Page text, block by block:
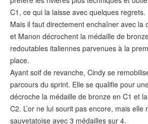
C1, ce qui la laisse avec quelques regrets.
Mais il faut directement enchaîner avec la
et Manon décrochent la médaille de
redoutables italiennes parvenues à la
place.
Ayant soif de revanche, Cindy se
parcours du sprint. Elle se qualifie pour
décroche la médaille de bronze en C1 et
C2. L’or ne lui sourit pas encore, mais elle
sauvetatoise avec 3 médailles sur 4.